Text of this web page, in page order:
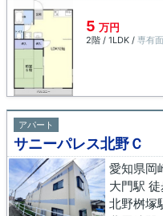
5 万円
2階 / 1LDK / 専有
アパート
サニーパレス北野Ｃ
愛知県岡
大門駅
北野桝塚